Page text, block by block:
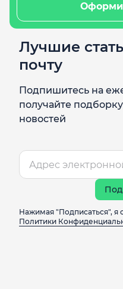
Лучшие
почту
Подпишитесь на
получайте
новостей
Нажимая "Подписаться", я
Политики